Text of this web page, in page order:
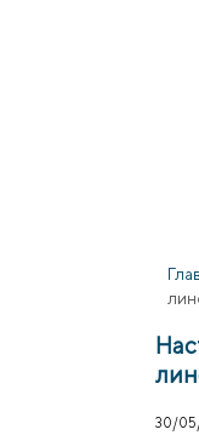
30/05/